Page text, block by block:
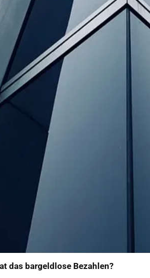
das bargeldlose Bezahlen?